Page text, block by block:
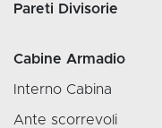
Pareti Divisorie
Cabine Armadio
Interno Cabina
Ante scorrevoli